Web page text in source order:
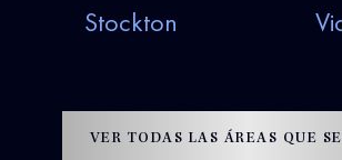
Stockton
VER TODAS LAS ÁREAS QUE